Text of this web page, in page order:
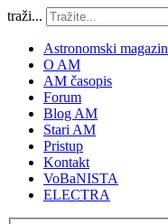
traži...
Astronomski magazin
O AM
AM časopis
Forum
Blog AM
Stari AM
Pristup
Kontakt
VoBaNISTA
ELECTRA